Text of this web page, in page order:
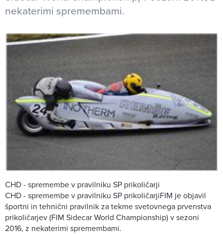
nekaterimi spremembami.
CHD - spremembe v pravilniku SP prikoličarji
CHD - spremembe v pravilniku SP prikoličarjiFIM je objavil
športni in tehnični pravilnik za tekme svetovnega prvenstva
prikoličarjev (FIM Sidecar World Championship) v sezoni
2016, z nekaterimi spremembami.